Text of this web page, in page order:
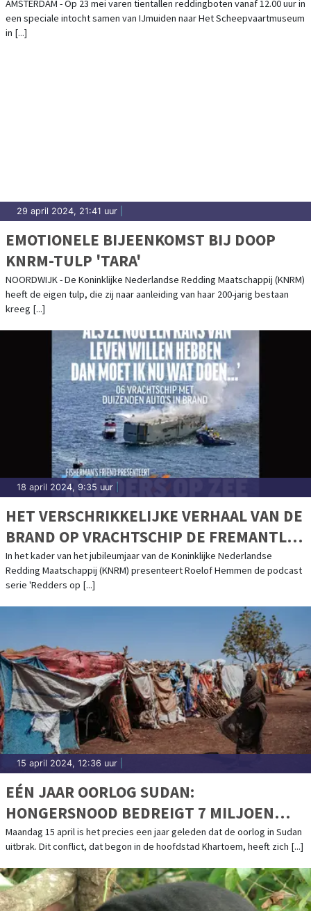
VAREN OP 23 MEI VAN IJMUIDEN NAAR
HET SCHEEPVAARTMUSEUM IN
AMSTERDAM - Op 23 mei varen tientallen reddingboten vanaf 12.00 uur in
een speciale intocht samen van IJmuiden naar Het Scheepvaartmuseum
in [...]
29 april 2024, 21:41 uur
EMOTIONELE BIJEENKOMST BIJ DOOP
KNRM-TULP 'TARA'
NOORDWIJK - De Koninklijke Nederlandse Redding Maatschappij (KNRM)
heeft de eigen tulp, die zij naar aanleiding van haar 200-jarig bestaan
kreeg [...]
18 april 2024, 9:35 uur
HET VERSCHRIKKELIJKE VERHAAL VAN DE
BRAND OP VRACHTSCHIP DE FREMANTLE
HIGHWAY KOMT TOT LEVEN IN DE KNRM-
PODCASTSERIE
In het kader van het jubileumjaar van de Koninklijke Nederlandse
Redding Maatschappij (KNRM) presenteert Roelof Hemmen de podcast
serie 'Redders op [...]
15 april 2024, 12:36 uur
EÉN JAAR OORLOG SUDAN:
HONGERSNOOD BEDREIGT 7 MILJOEN
MENSEN
Maandag 15 april is het precies een jaar geleden dat de oorlog in Sudan
uitbrak. Dit conflict, dat begon in de hoofdstad Khartoem, heeft zich [...]